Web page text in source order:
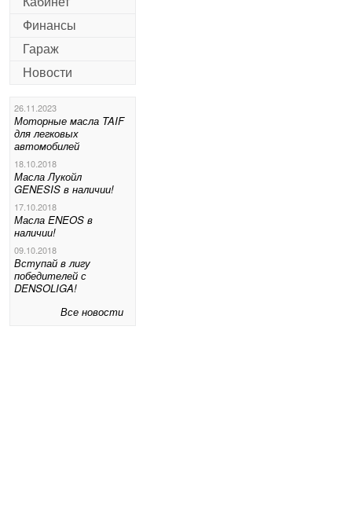
Финансы
Гараж
Новости
26.11.2023
Моторные масла TAIF
для легковых
автомобилей
18.10.2018
Масла Лукойл
GENESIS в наличии!
17.10.2018
Масла ENEOS в
наличии!
09.10.2018
Вступай в лигу
победителей с
DENSOLIGA!
Все новости